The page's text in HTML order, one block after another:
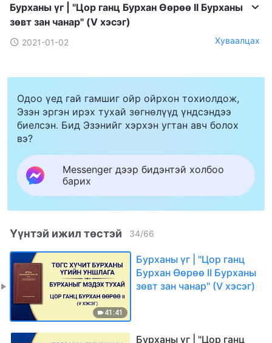
Бурханы үг | "Цор ганц Бурхан Өөрөө II Бурханы
зөвт зан чанар" (V хэсэг)
2021-01-02 Хуваалцах
Одоо үед гай гамшиг ойр ойрхон тохиолдож,
Эзэн эргэн ирэх тухай зөгнөлүүд үндсэндээ
биелсэн. Бид Эзэнийг хэрхэн угтан авч болох
вэ?
Messenger дээр бидэнтэй холбоо
барих
Үүнтэй ижил төстэй 34/66
41:41
Бурханы үг | "Цор ганц
Бурхан Өөрөө II Бурханы
зөвт зан чанар" (V хэсэг)
Бурханы үг | "Цор ганц